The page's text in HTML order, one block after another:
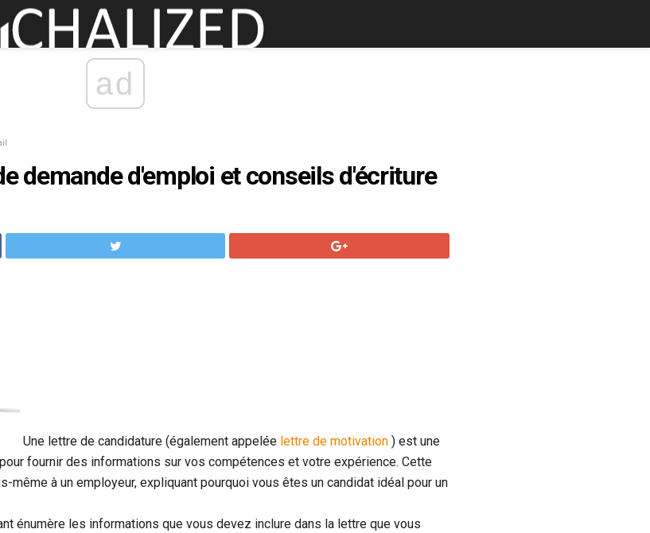
ad
demande d'emploi et conseils d'écriture
Une lettre de candidature (également appelée lettre de motivation ) est une
fournir des informations sur vos compétences et votre expérience. Cette
même à un employeur, expliquant pourquoi vous êtes un candidat idéal pour un
énumère les informations que vous devez inclure dans la lettre que vous